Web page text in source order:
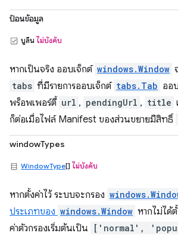
ป้อนข้อมูล
บูลีน ไม่บังคับ
หากเป็นจริง ออบเจ็กต์ windows.Window
tabs ที่มีรายการออบเจ็กต์ tabs.Tab ออ
พร็อพเพอร์ตี้ url , pendingUrl , title
ก็ต่อเมื่อไฟล์ Manifest ของส่วนขยายมีสิทธิ์
windowTypes
WindowType[] ไม่บังคับ
หากตั้งค่าไว้ ระบบจะกรอง
ประเภทของ windows.Window หากไม่ได้
ค่าตัวกรองเริ่มต้นเป็น
['normal',